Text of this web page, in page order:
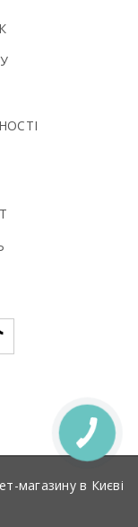
магазину в Києві